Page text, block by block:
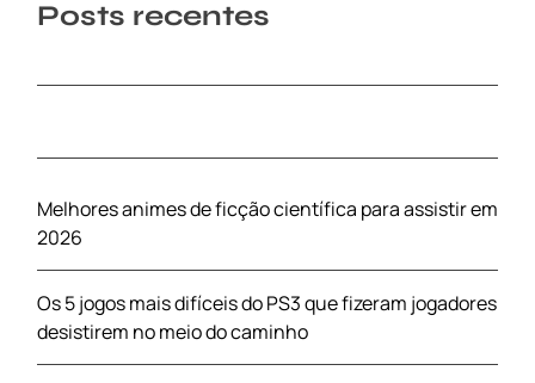
Posts recentes
Melhores animes de ficção científica para assistir em
2026
Os 5 jogos mais difíceis do PS3 que fizeram jogadores
desistirem no meio do caminho